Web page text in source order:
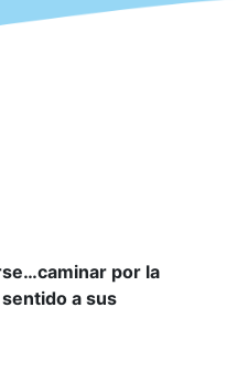
por la
a sus